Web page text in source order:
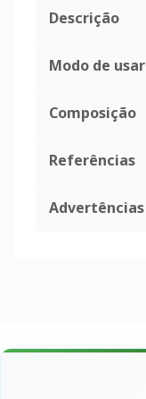
Descrição
Modo de usar
Composição
Referências
Advertências